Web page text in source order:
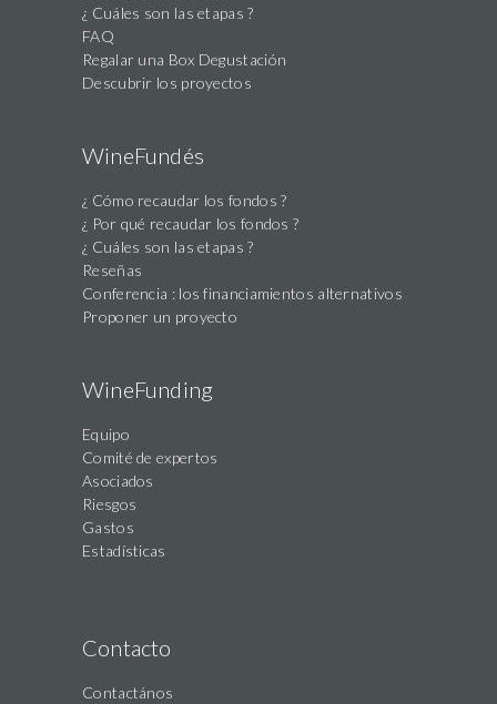
¿ Cuáles son las etapas ?
FAQ
Regalar una Box Degustación
Descubrir los proyectos
WineFundés
¿ Cómo recaudar los fondos ?
¿ Por qué recaudar los fondos ?
¿ Cuáles son las etapas ?
Reseñas
Conferencia : los financiamientos alternativos
Proponer un proyecto
WineFunding
Equipo
Comité de expertos
Asociados
Riesgos
Gastos
Estadísticas
Contacto
Contactános